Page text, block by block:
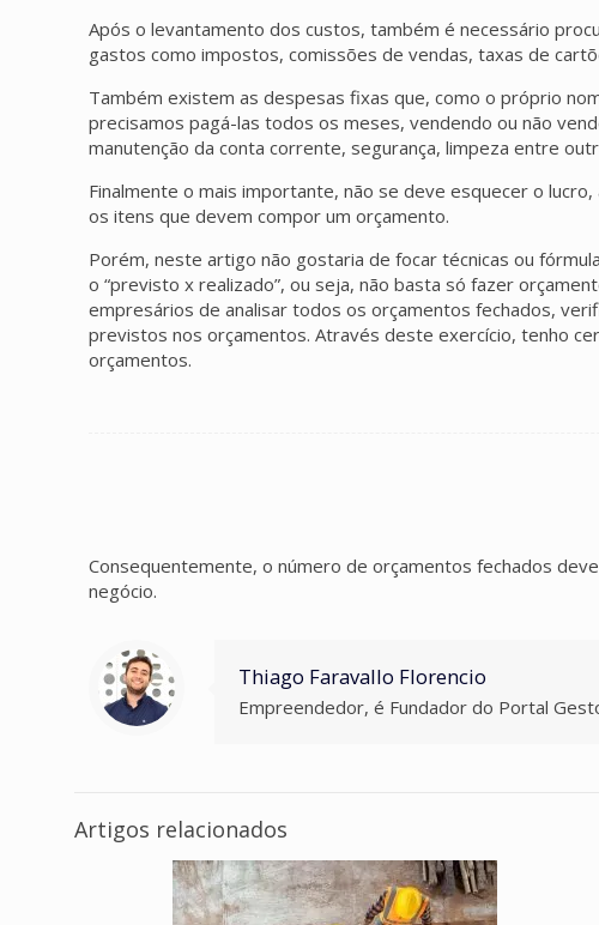
Após o levantamento dos custos, também é necessário
gastos como impostos, comissões de vendas, taxas de
Também existem as despesas fixas que, como o próprio
precisamos pagá-las todos os meses, vendendo ou não
manutenção da conta corrente, segurança, limpeza entre
Finalmente o mais importante, não se deve esquecer o
os itens que devem compor um orçamento.
Porém, neste artigo não gostaria de focar técnicas ou
o “previsto x realizado”, ou seja, não basta só fazer
empresários de analisar todos os orçamentos fechados,
previstos nos orçamentos. Através deste exercício, tenho
orçamentos.
Consequentemente, o número de orçamentos fechados
negócio.
Thiago Faravallo Florencio
Empreendedor, é Fundador do Portal
Artigos relacionados